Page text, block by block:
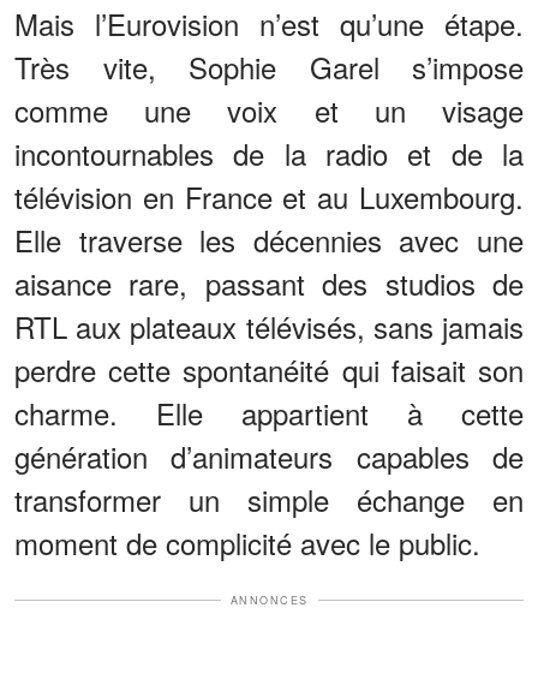
Mais l’Eurovision n’est qu’une étape.
Très vite, Sophie Garel s’impose
comme une voix et un visage
incontournables de la radio et de la
télévision en France et au Luxembourg.
Elle traverse les décennies avec une
aisance rare, passant des studios de
RTL aux plateaux télévisés, sans jamais
perdre cette spontanéité qui faisait son
charme. Elle appartient à cette
génération d’animateurs capables de
transformer un simple échange en
moment de complicité avec le public.
ANNONCES